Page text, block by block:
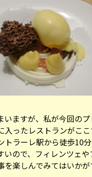
いますが、私が今回の
入ったレストランがこ
トラーレ駅から徒歩10
いので、フィレンツェや
を楽しんでみてはいかが